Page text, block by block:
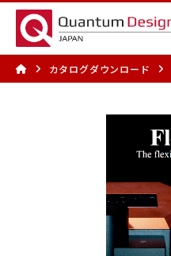
カタログダウンロード